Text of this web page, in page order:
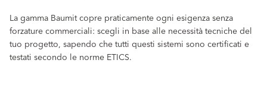
La gamma Baumit copre praticamente ogni esigenza senza
forzature commerciali: scegli in base alle necessità tecniche del
tuo progetto, sapendo che tutti questi sistemi sono certificati e
testati secondo le norme ETICS.